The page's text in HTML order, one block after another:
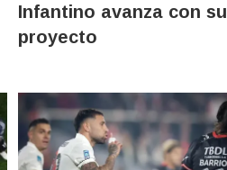
Infantino avanza con su
proyecto